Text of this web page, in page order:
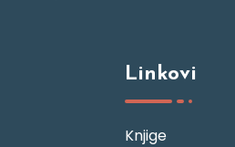
Linkovi
Knjige